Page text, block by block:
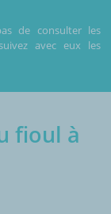
de consulter les
avec eux les
fioul à